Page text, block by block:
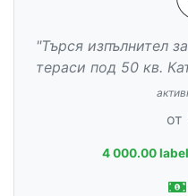
"Търся изпълнител
тераси под 50 кв.
от
4 000.00